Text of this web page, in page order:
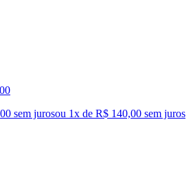
00
sem jurosou 1x de R$ 140,00 sem juros